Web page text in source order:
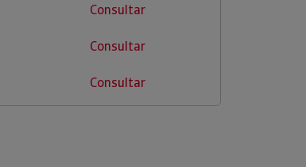
Consultar
Consultar
Consultar